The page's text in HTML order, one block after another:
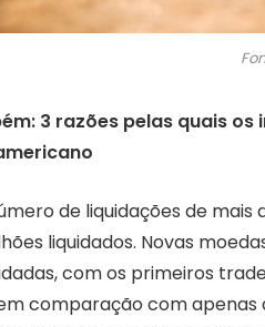
3 razões pelas quais
de liquidações de mais
liquidados. Novas
com os primeiros
comparação com apenas